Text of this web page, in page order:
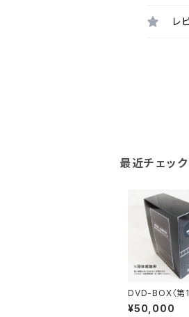
レ
最近チェッ
DVD-BOX〈第1
緒ちゃんシリー
視聴用】
¥50,000